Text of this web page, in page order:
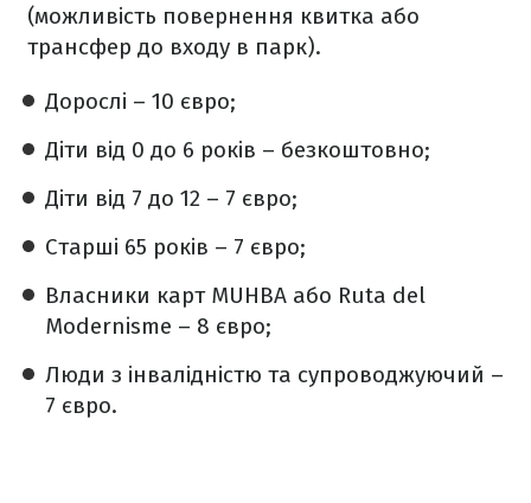
(можливість повернення квитка або
трансфер до входу в парк).
Дорослі – 10 євро;
Діти від 0 до 6 років – безкоштовно;
Діти від 7 до 12 – 7 євро;
Старші 65 років – 7 євро;
Власники карт MUHBA або Ruta del
Modernisme – 8 євро;
Люди з інвалідністю та супроводжуючий –
7 євро.